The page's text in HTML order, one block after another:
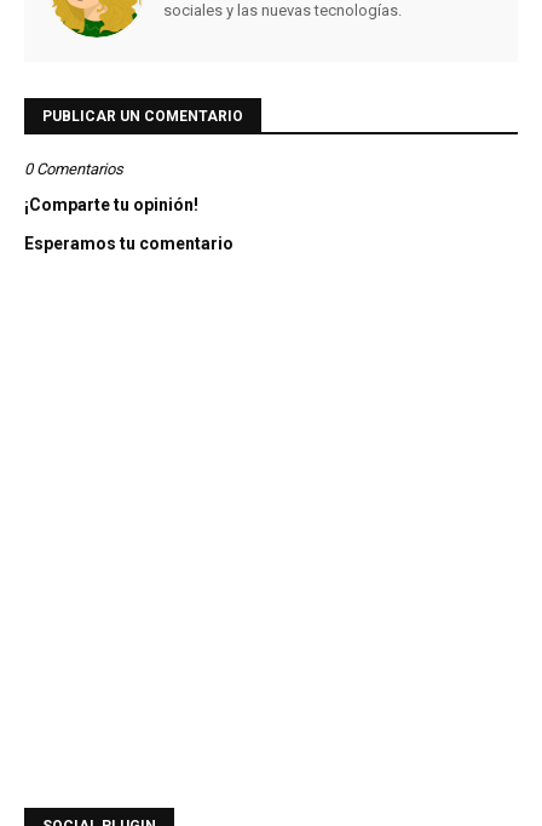
sociales y las nuevas tecnologías.
PUBLICAR UN COMENTARIO
0 Comentarios
¡Comparte tu opinión!
Esperamos tu comentario